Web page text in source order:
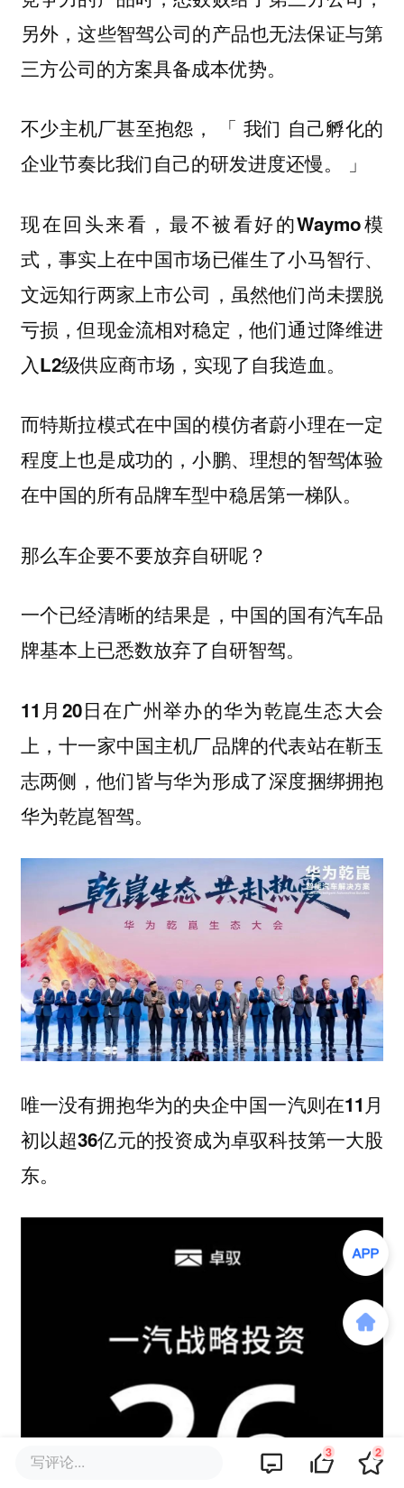
另外，这些智驾公司的产品也无法保证与第
三方公司的方案具备成本优势。
不少主机厂甚至抱怨， 「 我们 自己孵化的
企业节奏比我们自己的研发进度还慢。 」
现在回头来看，最不被看好的Waymo模
式，事实上在中国市场已催生了小马智行、
文远知行两家上市公司，虽然他们尚未摆脱
亏损，但现金流相对稳定，他们通过降维进
入L2级供应商市场，实现了自我造血。
而特斯拉模式在中国的模仿者蔚小理在一定
程度上也是成功的，小鹏、理想的智驾体验
在中国的所有品牌车型中稳居第一梯队。
那么车企要不要放弃自研呢？
一个已经清晰的结果是，中国的国有汽车品
牌基本上已悉数放弃了自研智驾。
11月20日在广州举办的华为乾崑生态大会
上，十一家中国主机厂品牌的代表站在靳玉
志两侧，他们皆与华为形成了深度捆绑拥抱
华为乾崑智驾。
唯一没有拥抱华为的央企中国一汽则在11月
初以超36亿元的投资成为卓驭科技第一大股
东。
写评论... 3 2